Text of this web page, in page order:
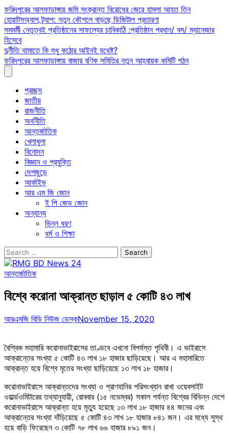
Skip
to
content
ফরিদপুরের আলফাডাঙ্গায় জমি সংক্রান্ত বিরোধের জেরে হামলা আহত তিন
হোয়াটসঅ্যাপ ট্র্যাপ: নতুন কৌশলে বাড়ছে ডিজিটাল প্রতারণা
সমমর্মী নেতৃত্বই প্রতিষ্ঠানের সাফল্যের চাবিকাঠি :প্রতিষ্ঠান প্রধান/ বস/ ম্যানেজার
হিসেবে
দুর্নীতি থামাতে কি শুধু কঠোর আইনই যথেষ্ট?
ফরিদপুরের আলফাডাঙ্গায় বাজার বণিক সমিতির নতুন আহ্বায়ক কমিটি গঠন
প্রচ্ছদ
জাতীয়
রাজনীতি
অর্থনীতি
আন্তর্জাতিক
খেলাধুলা
বিনোদন
বিজ্ঞান ও প্রযুক্তি
দেশজুড়ে
আর্কাইভ
আর এম জি জোন
ই পি জেড জোন
অন্যান্য
ভিন্ন ধরণ
ধর্ম ও শিক্ষা
Search
for:
আন্তর্জাতিক
বিশ্বে করোনা আক্রান্ত ছাড়াল ৫ কোটি ৪৩ লাখ
আরএমজি বিডি নিউজ ডেস্কNovember 15, 2020
বৈশ্বিক মহামারি করোনাভাইরাসের তাণ্ডবে এখনো বিপর্যস্ত পৃথিবী। এ ভাইরাসে
আক্রান্তের সংখ্যা ৫ কোটি ৪৩ লাখ ১৮ হাজার ছাড়িয়েছে। আর এ মহামারিতে
আক্রান্ত হয়ে বিশ্বে মৃতের সংখ্যা ছাড়িয়েছে ১৩ লাখ ১৮ হাজার।
করোনাভাইরাসে আক্রান্তদের সংখ্যা ও প্রাণহানির পরিসংখ্যান রাখা ওয়েবসাইট
ওয়ার্ল্ডওমিটারের তথ্যানুযায়ী, রোববার (১৫ নভেম্বর) সকাল পর্যন্ত বিশ্বের বিভিন্ন দেশে
করোনাভাইরাসে আক্রান্ত হয়ে মৃত্যু হয়েছে ১৩ লাখ ১৮ হাজার ৪৪ জনের এবং
আক্রান্তের সংখ্যা দাঁড়িয়েছে ৫ কোটি ৪৩ লাখ ১৮ হাজার ৮৪১ জন। এর মধ্যে সুস্থ
হয়ে বাড়ি ফিরেছেন ৩ কোটি ৭৮ লাখ ৬৬ হাজার ৮৯১ জন।